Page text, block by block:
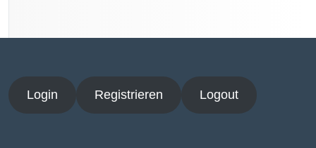
Login Registrieren Logout